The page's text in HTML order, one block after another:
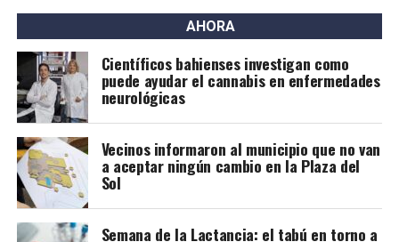
* Jubilados y/o pensionados
* Personal del Trabajo Doméstico
* Veteranos de la Guerra de Malvinas
* Monotributistas Sociales
* Beneficiarios de:
* Asignación Universal por Hijo
* Asignación por Embarazo
* Programa de Jóvenes con Más y Mejor trabajo
* Seguro por desempleo
* Seguro de Capacitación y Empleo
* Programa Promover Igualdad de Oportunidades
2° Sección: $2175,70
Cerri: $2292,66
Cabildo: $3679,83
PASAJERO FRECUENTE A
1° sección: $1164,91
2° sección: $1305,42
Cerri: $1375,60
Cabildo: $2207,90
AHORA
Científicos bahienses investigan como
puede ayudar el cannabis en enfermedades
neurológicas
Vecinos informaron al municipio que no van
a aceptar ningún cambio en la Plaza del
Sol
Semana de la Lactancia: el tabú en torno a